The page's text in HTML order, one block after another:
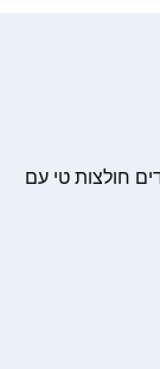
חולצות טי עם